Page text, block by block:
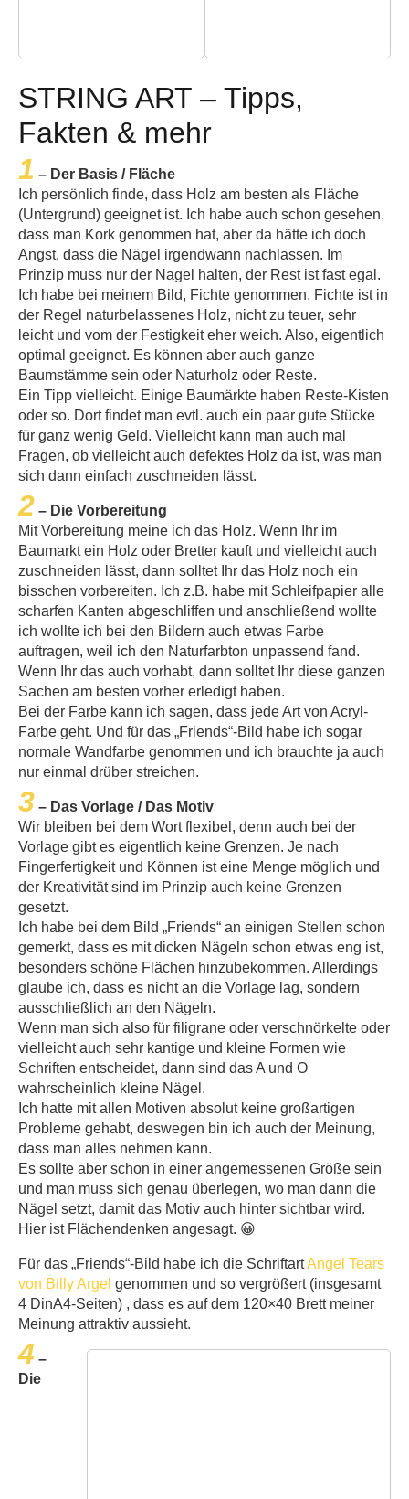
STRING ART – Tipps,
Fakten & mehr
1 – Der Basis / Fläche
Ich persönlich finde, dass Holz am besten als Fläche
(Untergrund) geeignet ist. Ich habe auch schon gesehen,
dass man Kork genommen hat, aber da hätte ich doch
Angst, dass die Nägel irgendwann nachlassen. Im
Prinzip muss nur der Nagel halten, der Rest ist fast egal.
Ich habe bei meinem Bild, Fichte genommen. Fichte ist in
der Regel naturbelassenes Holz, nicht zu teuer, sehr
leicht und vom der Festigkeit eher weich. Also, eigentlich
optimal geeignet. Es können aber auch ganze
Baumstämme sein oder Naturholz oder Reste.
Ein Tipp vielleicht. Einige Baumärkte haben Reste-Kisten
oder so. Dort findet man evtl. auch ein paar gute Stücke
für ganz wenig Geld. Vielleicht kann man auch mal
Fragen, ob vielleicht auch defektes Holz da ist, was man
sich dann einfach zuschneiden lässt.
2 – Die Vorbereitung
Mit Vorbereitung meine ich das Holz. Wenn Ihr im
Baumarkt ein Holz oder Bretter kauft und vielleicht auch
zuschneiden lässt, dann solltet Ihr das Holz noch ein
bisschen vorbereiten. Ich z.B. habe mit Schleifpapier alle
scharfen Kanten abgeschliffen und anschließend wollte
ich wollte ich bei den Bildern auch etwas Farbe
auftragen, weil ich den Naturfarbton unpassend fand.
Wenn Ihr das auch vorhabt, dann solltet Ihr diese ganzen
Sachen am besten vorher erledigt haben.
Bei der Farbe kann ich sagen, dass jede Art von Acryl-
Farbe geht. Und für das „Friends“-Bild habe ich sogar
normale Wandfarbe genommen und ich brauchte ja auch
nur einmal drüber streichen.
3 – Das Vorlage / Das Motiv
Wir bleiben bei dem Wort flexibel, denn auch bei der
Vorlage gibt es eigentlich keine Grenzen. Je nach
Fingerfertigkeit und Können ist eine Menge möglich und
der Kreativität sind im Prinzip auch keine Grenzen
gesetzt.
Ich habe bei dem Bild „Friends“ an einigen Stellen schon
gemerkt, dass es mit dicken Nägeln schon etwas eng ist,
besonders schöne Flächen hinzubekommen. Allerdings
glaube ich, dass es nicht an die Vorlage lag, sondern
ausschließlich an den Nägeln.
Wenn man sich also für filigrane oder verschnörkelte oder
vielleicht auch sehr kantige und kleine Formen wie
Schriften entscheidet, dann sind das A und O
wahrscheinlich kleine Nägel.
Ich hatte mit allen Motiven absolut keine großartigen
Probleme gehabt, deswegen bin ich auch der Meinung,
dass man alles nehmen kann.
Es sollte aber schon in einer angemessenen Größe sein
und man muss sich genau überlegen, wo man dann die
Nägel setzt, damit das Motiv auch hinter sichtbar wird.
Hier ist Flächendenken angesagt. 😀
Für das „Friends“-Bild habe ich die SchriftartAngel Tears
von Billy Argel genommen und so vergrößert (insgesamt
4 DinA4-Seiten) , dass es auf dem 120×40 Brett meiner
Meinung attraktiv aussieht.
4 –
Die